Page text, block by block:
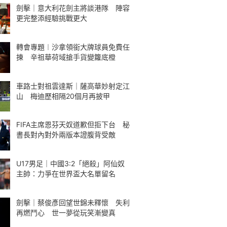
劍擊｜意大利花劍主將談港隊 陣容
更完整添經驗挑戰更大
轉會專題︱沙拿領銜大牌球員免費任
揀 辛祖華荷域搶手貨變籮底橙
車路士對祖雲達斯｜薩高華妙射定江
山 梅迪歷相隔20個月再披甲
FIFA主席恩芬天奴道歉但拒下台 秘
書長對內對外兩版本證腹背受敵
U17男足｜中國3:2「絕殺」阿仙奴
主帥：力爭在世界盃大名單留名
劍擊｜蔡俊彥回望世錦未釋懷 失利
再燃鬥心 世一夢從玩笑漸變真